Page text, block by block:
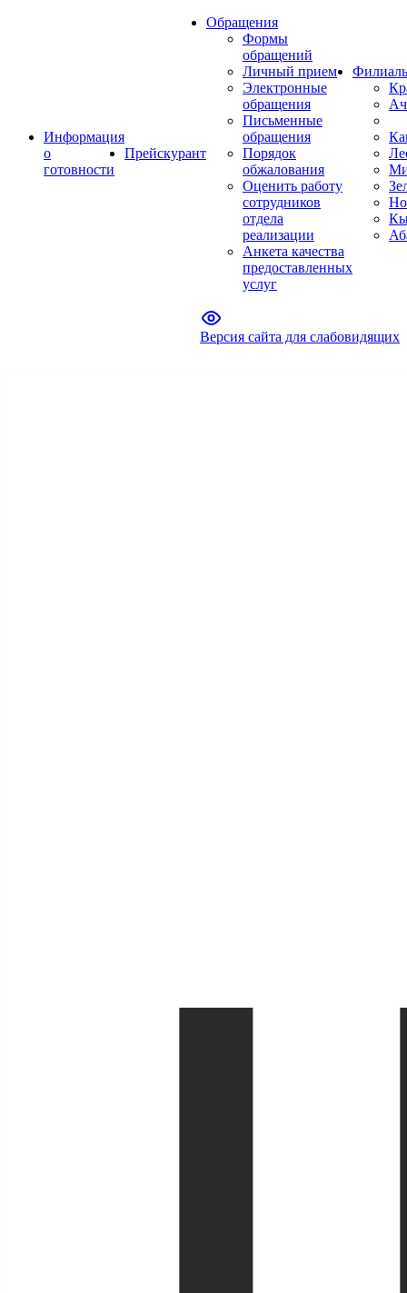
Информация
о
готовности
Прейскурант
Обращения
Формы
обращений
Личный прием
Электронные
обращения
Письменные
обращения
Порядок
обжалования
Оценить работу
сотрудников
отдела
реализации
Анкета качества
предоставленных
услуг
Версия сайта для слабовидящих